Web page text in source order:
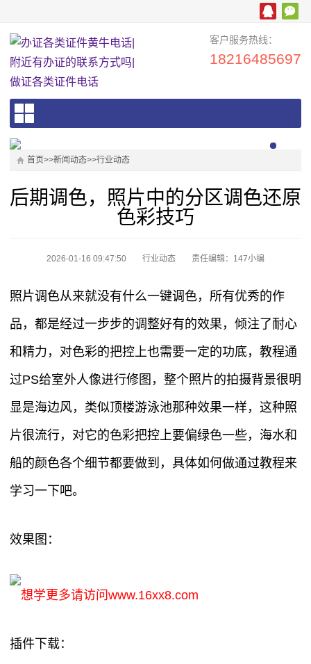
客户服务热线：
18216485697
首页>>新闻动态>>行业动态
后期调色，照片中的分区调色还原
色彩技巧
2026-01-16 09:47:50 行业动态 责任编辑：147小编
照片调色从来就没有什么一键调色，所有优秀的作
品，都是经过一步步的调整好有的效果，倾注了耐心
和精力，对色彩的把控上也需要一定的功底，教程通
过PS给室外人像进行修图，整个照片的拍摄背景很明
显是海边风，类似顶楼游泳池那种效果一样，这种照
片很流行，对它的色彩把控上要偏绿色一些，海水和
船的颜色各个细节都要做到，具体如何做通过教程来
学习一下吧。
效果图：
想学更多请访问www.16xx8.com
插件下载：